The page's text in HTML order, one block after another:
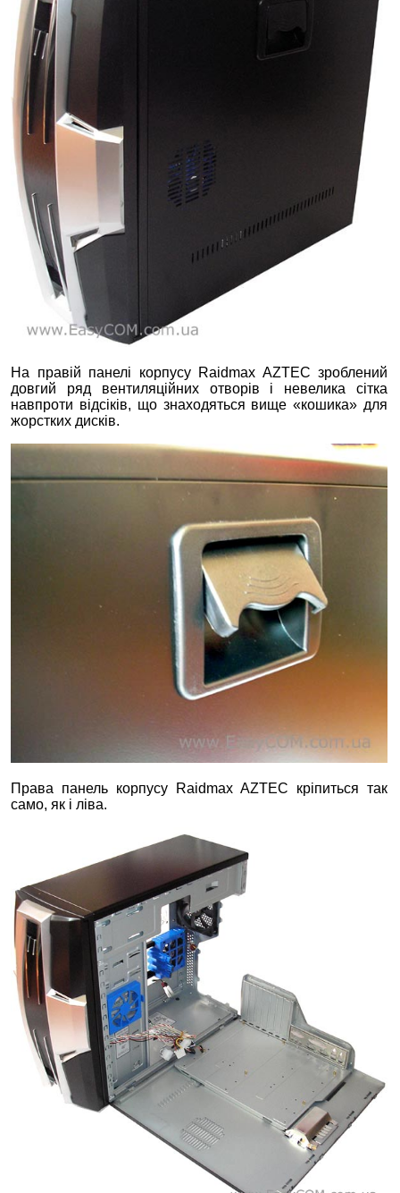
На правій панелі корпусу Raidmax AZTEC зроблений
довгий ряд вентиляційних отворів і невелика сітка
навпроти відсіків, що знаходяться вище «кошика» для
жорстких дисків.
Права панель корпусу Raidmax AZTEC кріпиться так
само, як і ліва.